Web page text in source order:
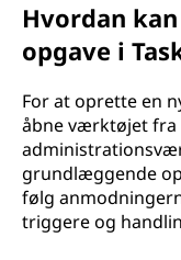
Hvordan
opgave i
For at oprette en
åbne værktøjet
grundlæggende
følg
triggere og